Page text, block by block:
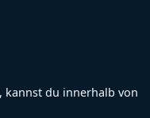
kannst du innerhalb von